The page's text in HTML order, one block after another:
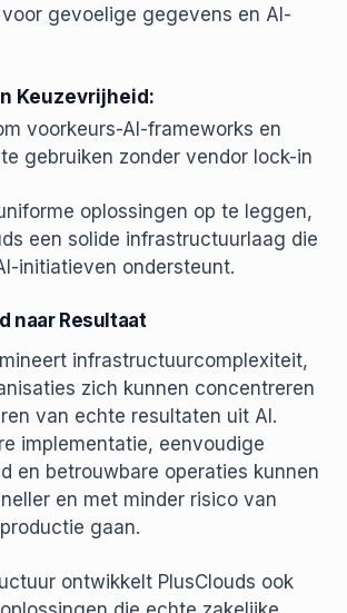
gevoelige gegevens en AI-
Keuzevrijheid:
voorkeurs-AI-frameworks en
gebruiken zonder vendor lock-in
oplossingen op te leggen,
een solide infrastructuurlaag die
initiatieven ondersteunt.
naar Resultaat
infrastructuurcomplexiteit,
zich kunnen concentreren
van echte resultaten uit AI.
implementatie, eenvoudige
en betrouwbare operaties kunnen
en met minder risico van
gaan.
ontwikkelt PlusClouds ook